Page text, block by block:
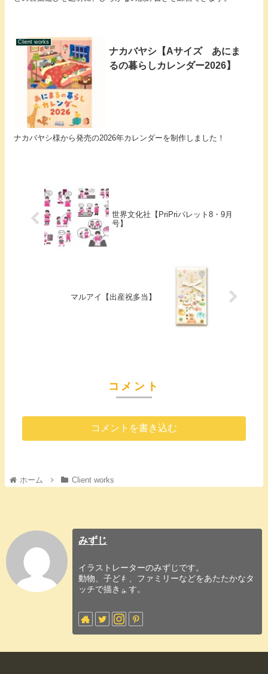
Client works
ナカバヤシ【Aサイズ あにま
るの暮らしカレンダー2026】
ナカバヤシ様から発売の2026年カレンダーを制作しました！
世界文化社【PriPriパレット8・9月
号】
マルアイ【出産祝多当】
コメント
コメントを書き込む
ホーム Client works
みずじ
イラストレーターのみずじです。
動物、子ども、ファミリーなどをあたたかなタ
ッチで描きます。